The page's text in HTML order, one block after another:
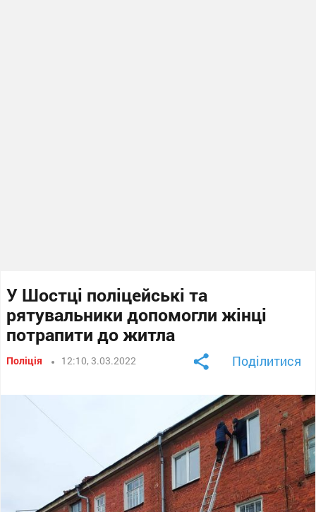
У Шостці поліцейські та
рятувальники допомогли жінці
потрапити до житла
Поліція 12:10, 3.03.2022 Поділитися